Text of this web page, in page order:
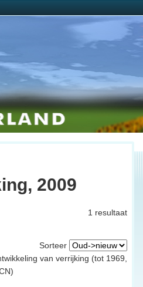
2009
1 resultaat
Sorteer
van verrijking (tot 1969,